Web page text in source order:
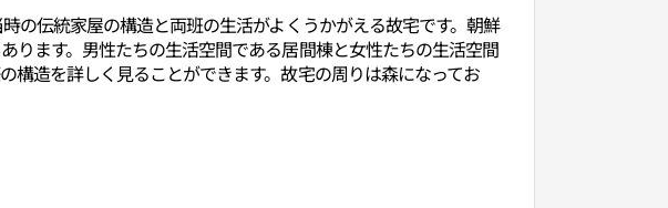
の伝統家屋の構造と両班の生活がよくうかがえる故宅です。朝鮮
ります。男性たちの生活空間である居間棟と女性たちの生活空間
造を詳しく見ることができます。故宅の周りは森になってお